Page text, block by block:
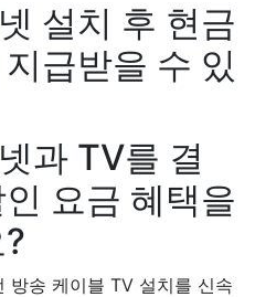
설치 후 현금
급받을 수 있
과 TV를 결
요금 혜택을
방송 케이블 TV 설치를 신속